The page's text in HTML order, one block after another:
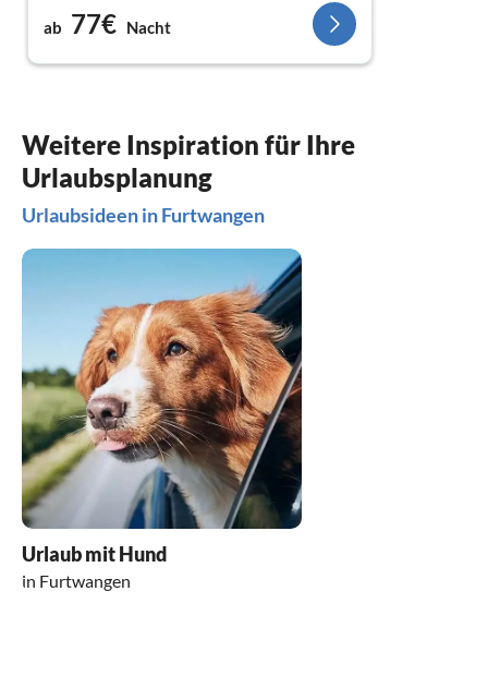
ab 77€ Nacht
Weitere Inspiration für Ihre
Urlaubsplanung
Urlaubsideen in Furtwangen
Urlaub mit Hund
in Furtwangen